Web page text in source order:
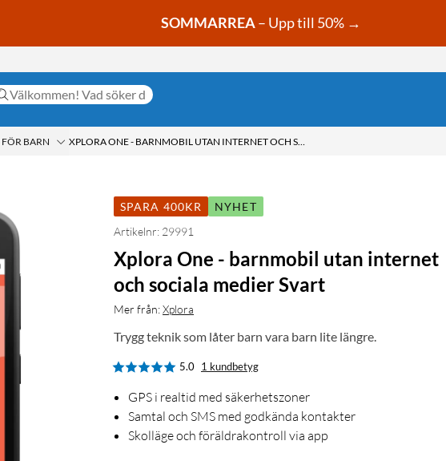
SOMMARREA– Upp till 50% →
BARN XPLORA ONE - BARNMOBIL UTAN INTERNET OCH SOCIALA MEDIER SVART
SPARA 400KR
NYHET
Artikelnr: 29991
Xplora One - barnmobil utan internet
och sociala medier Svart
Mer från:Xplora
Trygg teknik som låter barn vara barn lite längre.
5.0 1 kundbetyg
GPS i realtid med säkerhetszoner
Samtal och SMS med godkända kontakter
Skolläge och föräldrakontroll via app